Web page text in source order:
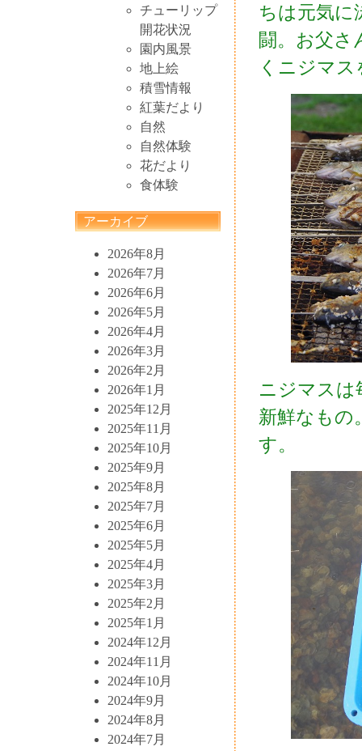
チューリップ
開花状況
園内風景
地上絵
積雪情報
紅葉だより
自然
自然体験
花だより
食体験
アーカイブ
2026年8月
2026年7月
2026年6月
2026年5月
2026年4月
2026年3月
2026年2月
2026年1月
2025年12月
2025年11月
2025年10月
2025年9月
2025年8月
2025年7月
2025年6月
2025年5月
2025年4月
2025年3月
2025年2月
2025年1月
2024年12月
2024年11月
2024年10月
2024年9月
2024年8月
2024年7月
ちは元気に
闘。お父さ
くニジマ
ニジマスは
新鮮なもの
す。